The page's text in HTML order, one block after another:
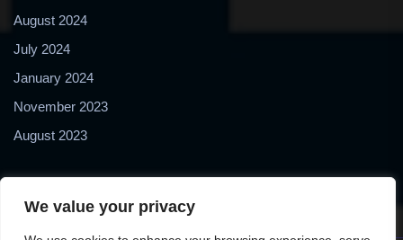
We value your privacy
August 2024
July 2024
January 2024
November 2023
August 2023